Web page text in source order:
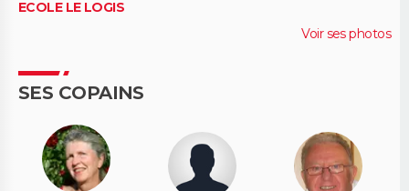
ECOLE LE LOGIS
Voir ses photos
SES COPAINS